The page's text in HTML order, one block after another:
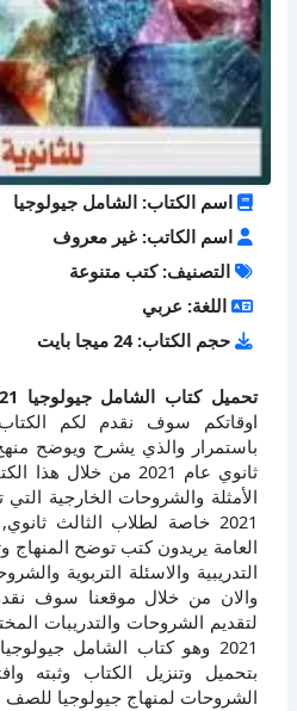
اسم الكتاب: الشامل جيولوجيا
اسم الكاتب: غير معروف
التصنيف: كتب متنوعة
اللغة: عربي
حجم الكتاب: 24 ميجا بايت
تحميل كتاب الشامل جيولوجيا 2021 PDF مجانا
اوقاتكم سوف نقدم لكم
باستمرار والذي يشرح ويوضح
ثانوي عام 2021 من
الأمثلة والشروحات الخارجية
2021 خاصة لطلاب الثالث
العامة يريدون كتب توضح المنهاج
التدريبية والاسئلة التربوية
والان من خلال موقعنا سوف
لتقديم الشروحات والتدريبات
بتحميل وتنزيل الكتاب وثبته
الشروحات لمنهاج جيولوجيا للصف